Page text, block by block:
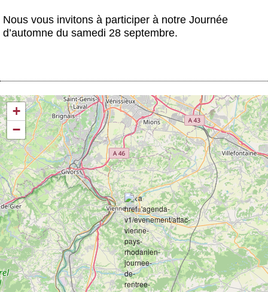
Nous vous invitons à participer à notre Journée
d’automne du samedi 28 septembre.
+
−